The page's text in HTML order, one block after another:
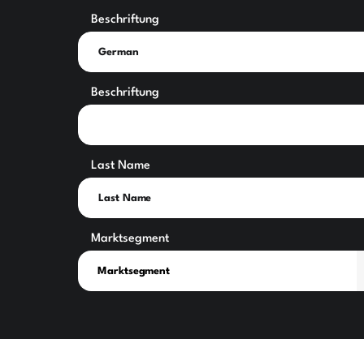
Beschriftung
Beschriftung
Last Name
Marktsegment